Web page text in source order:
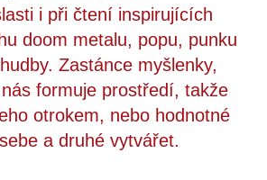
i při čtení inspirujících
doom metalu, popu, punku
Zastánce myšlenky,
formuje prostředí, takže
otrokem, nebo hodnotné
a druhé vytvářet.